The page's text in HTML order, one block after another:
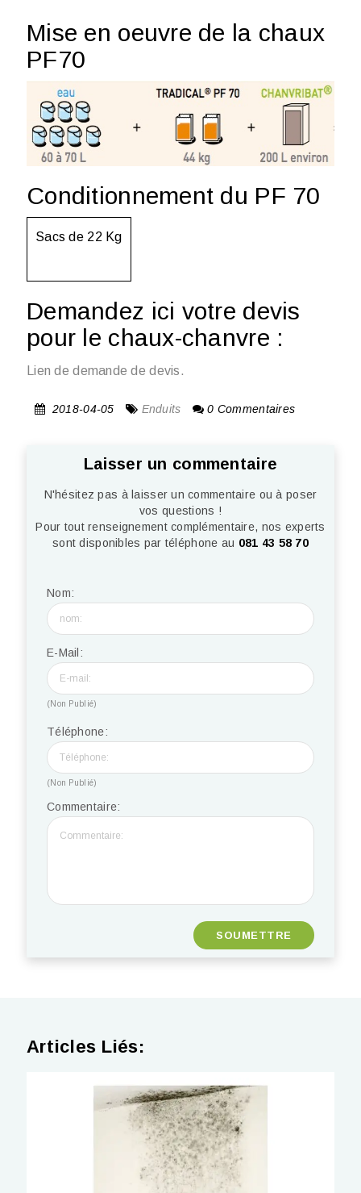
Mise en oeuvre de la chaux
PF70
Conditionnement du PF 70
Sacs de 22 Kg
Demandez ici votre devis
pour le chaux-chanvre :
Lien de demande de devis.
2018-04-05 Enduits 0 Commentaires
Laisser un commentaire
N'hésitez pas à laisser un commentaire ou à poser
vos questions !
Pour tout renseignement complémentaire, nos experts
sont disponibles par téléphone au 081 43 58 70
Nom:
E-Mail:
(Non Publié)
Téléphone:
(Non Publié)
Commentaire:
Articles Liés: